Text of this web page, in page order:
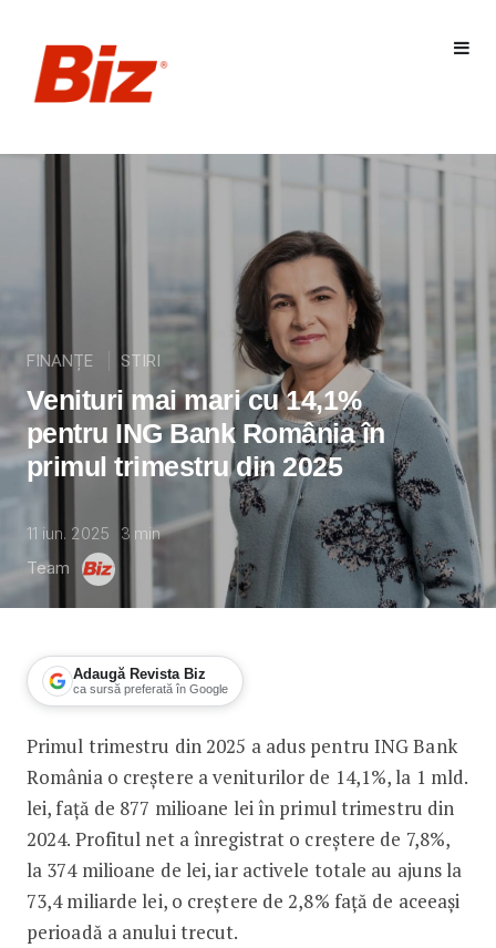
FINANȚE STIRI
Venituri mai mari cu 14,1%
pentru ING Bank România în
primul trimestru din 2025
11 iun. 2025 3 min
Team
Adaugă Revista Biz
ca sursă preferată în Google
Venituri mai mari cu 14,1% pentru
Primul trimestru din 2025 a adus pentru ING Bank
România o creștere a veniturilor de 14,1%, la 1 mld.
lei, față de 877 milioane lei în primul trimestru din
2024. Profitul net a înregistrat o creștere de 7,8%,
la 374 milioane de lei, iar activele totale au ajuns la
73,4 miliarde lei, o creștere de 2,8% față de aceeași
perioadă a anului trecut.